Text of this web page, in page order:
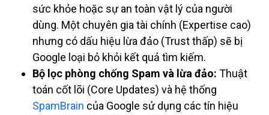
sức khỏe hoặc sự an toàn vật lý của người
dùng. Một chuyên gia tài chính (Expertise cao)
nhưng có dấu hiệu lừa đảo (Trust thấp) sẽ bị
Google loại bỏ khỏi kết quả tìm kiếm.
Bộ lọc phòng chống Spam và lừa đảo: Thuật
toán cốt lõi (Core Updates) và hệ thống
SpamBrain của Google sử dụng các tín hiệu